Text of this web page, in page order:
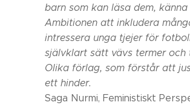
barn som kan läsa dem,
Ambitionen att inkludera
intressera unga tjejer för
självklart sätt vävs termer
Olika förlag, som förstår att
ett hinder.
Saga Nurmi, Feministiskt